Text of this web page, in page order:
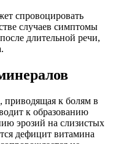
спровоцировать
случаев симптомы
длительной речи,
приводящая к болям в
к образованию
эрозий на слизистых
дефицит витамина